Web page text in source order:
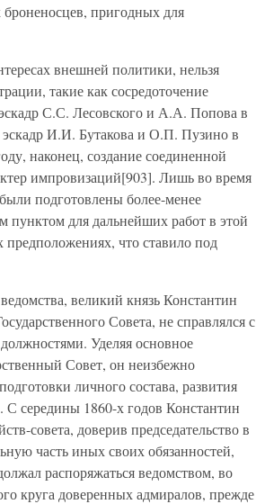
пригодных для
внешней политики, нельзя
такие как сосредоточение
С.С. Лесовского и А.А. Попова в
И.И. Бутакова и О.П. Пузино в
наконец, создание соединенной
импровизаций[903]. Лишь во время
подготовлены более-менее
для дальнейших работ в этой
что ставило под
великий князь Константин
Совета, не справлялся с
Уделяя основное
Совет, он неизбежно
личного состава, развития
середины 1860-х годов Константин
совета, доверив председательство в
часть иных своих обязанностей,
распоряжаться ведомством, во
круга доверенных адмиралов, прежде